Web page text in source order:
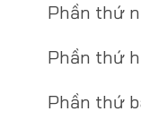
Phần thứ
Phần thứ
Phần thứ